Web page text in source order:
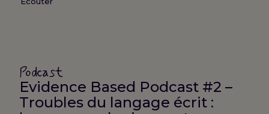
Podcast
Evidence Based Podcast #2 –
Troubles du langage écrit :